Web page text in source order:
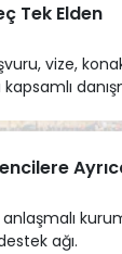
Tek Elden
vize,
ağı.